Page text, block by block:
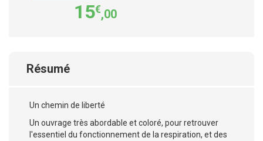
15€,00
Résumé
Un chemin de liberté
Un ouvrage très abordable et coloré, pour retrouver
l'essentiel du fonctionnement de la respiration, et des